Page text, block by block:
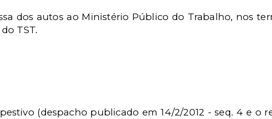
dos autos ao Ministério Público do Trabalho, nos
TST.
(despacho publicado em 14/2/2012 - seq. 4 e o